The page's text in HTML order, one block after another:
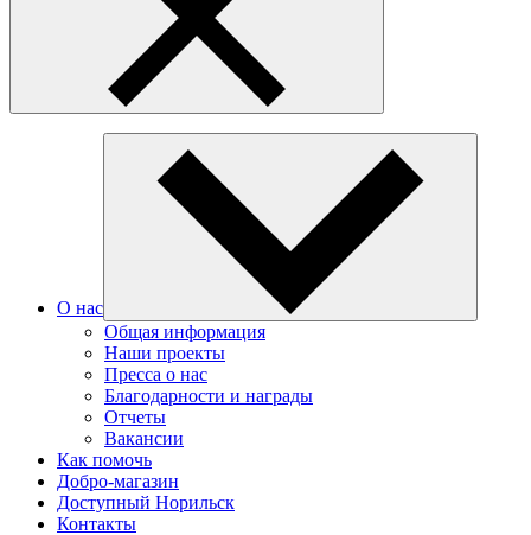
О нас
Общая информация
Наши проекты
Пресса о нас
Благодарности и награды
Отчеты
Вакансии
Как помочь
Добро-магазин
Доступный Норильск
Контакты